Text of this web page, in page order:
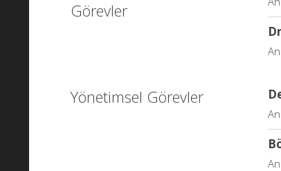
Görevler
Yönetimsel Görevler